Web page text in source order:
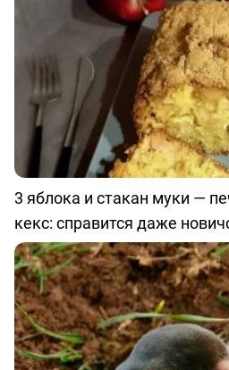
3 яблока и стакан муки —
кекс: справится даже